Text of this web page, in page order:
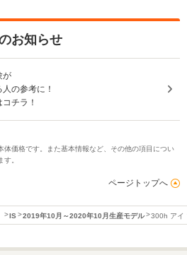
お知らせ
が
の参考に！
チラ！
体価格です。また基本情報など、その他の項目につい
。
ページトップへ
IS 2019年10月～2020年10月生産モデル 300h アイ